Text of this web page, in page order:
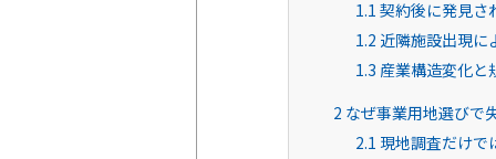
1.1 契約後に発見さ
1.2 近隣施設出現に
1.3 産業構造変化と
2 なぜ事業用地選びで
2.1 現地調査だけで